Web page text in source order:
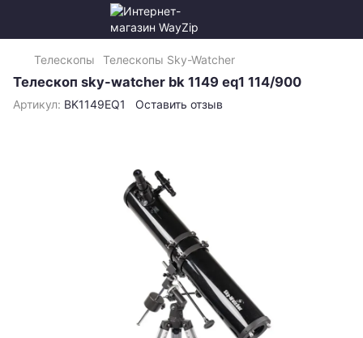
Телескопы Телескопы Sky-Watcher
Телескоп sky-watcher bk 1149 eq1 114/900
Артикул: BK1149EQ1 Оставить отзыв